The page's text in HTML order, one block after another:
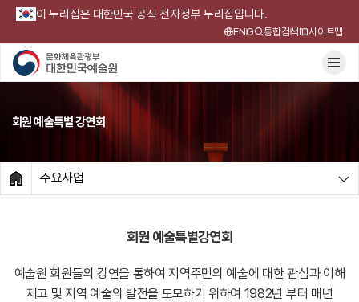
이 누리집은 대한민국 공식 전자정부 누리집입니다.
ENG 통합검색 사이트맵
회원 예술특별 강연회
HOME
주요사업
회원 예술특별강연회
예술원 회원들의 강연을 통하여 지역주민의 예술에 대한 관심과 이해
제고 및지역 예술의 발전을 도모하기 위하여 1982년 부터 매년